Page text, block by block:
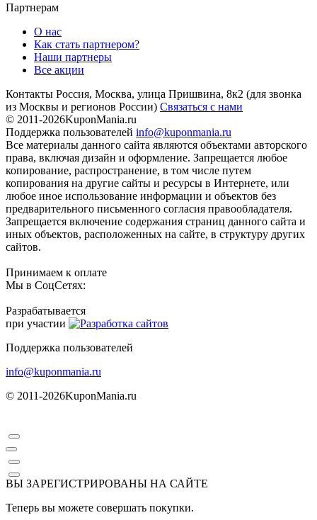
Партнерам
О нас
Как стать партнером?
Наши партнеры
Все акции
Контакты Россия, Москва, улица Пришвина, 8к2 (для звонка
из Москвы и регионов России) Связаться с нами
© 2011-2026KuponMania.ru
Поддержка пользователей info@kuponmania.ru
Все материалы данного сайта являются объектами авторского
права, включая дизайн и оформление. Запрещается любое
копирование, распространение, в том числе путем
копирования на другие сайты и ресурсы в Интернете, или
любое иное использование информации и объектов без
предварительного письменного согласия правообладателя.
Запрещается включение содержания страниц данного сайта и
иных объектов, расположенных на сайте, в структуру других
сайтов.
Принимаем к оплате
Мы в СоцСетях:
Разрабатывается
при участии
Поддержка пользователей
info@kuponmania.ru
© 2011-2026KuponMania.ru
ВЫ ЗАРЕГИСТРИРОВАНЫ НА САЙТЕ
Теперь вы можете совершать покупки.